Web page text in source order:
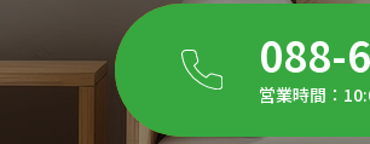
088-
営業時間：